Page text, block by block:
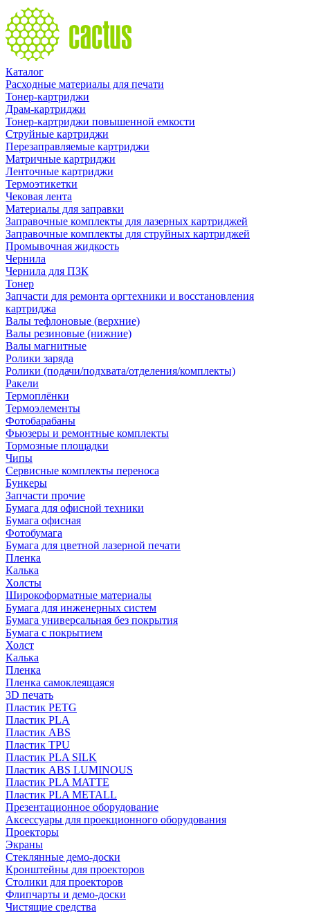
Каталог
Расходные материалы для печати
Тонер-картриджи
Драм-картриджи
Тонер-картриджи повышенной емкости
Струйные картриджи
Перезаправляемые картриджи
Матричные картриджи
Ленточные картриджи
Термоэтикетки
Чековая лента
Материалы для заправки
Заправочные комплекты для лазерных картриджей
Заправочные комплекты для струйных картриджей
Промывочная жидкость
Чернила
Чернила для ПЗК
Тонер
Запчасти для ремонта оргтехники и восстановления
картриджа
Валы тефлоновые (верхние)
Валы резиновые (нижние)
Валы магнитные
Ролики заряда
Ролики (подачи/подхвата/отделения/комплекты)
Ракели
Термоплёнки
Термоэлементы
Фотобарабаны
Фьюзеры и ремонтные комплекты
Тормозные площадки
Чипы
Сервисные комплекты переноса
Бункеры
Запчасти прочие
Бумага для офисной техники
Бумага офисная
Фотобумага
Бумага для цветной лазерной печати
Пленка
Калька
Холсты
Широкоформатные материалы
Бумага для инженерных систем
Бумага универсальная без покрытия
Бумага с покрытием
Холст
Калька
Пленка
Пленка самоклеящаяся
3D печать
Пластик PETG
Пластик PLA
Пластик ABS
Пластик TPU
Пластик PLA SILK
Пластик ABS LUMINOUS
Пластик PLA MATTE
Пластик PLA METALL
Презентационное оборудование
Аксессуары для проекционного оборудования
Проекторы
Экраны
Стеклянные демо-доски
Кронштейны для проекторов
Столики для проекторов
Флипчарты и демо-доски
Чистящие средства